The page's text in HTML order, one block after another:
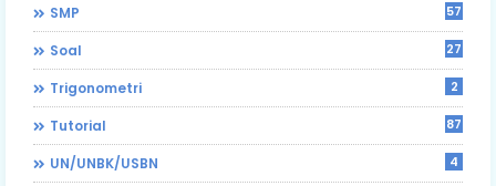
SMP 57
Soal 27
Trigonometri 2
Tutorial 87
UN/UNBK/USBN 4